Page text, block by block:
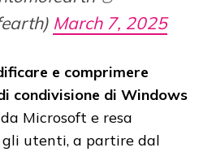
March 7, 2025
e comprimere
condivisione di Windows
Microsoft e resa
utenti, a partire dal